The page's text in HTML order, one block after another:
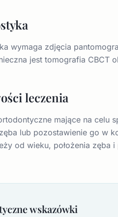
wymaga zdjęcia
jest tomografia CBCT
leczenia
mające na celu
lub pozostawienie go w
od wieku, położenia zęba i
wskazówki